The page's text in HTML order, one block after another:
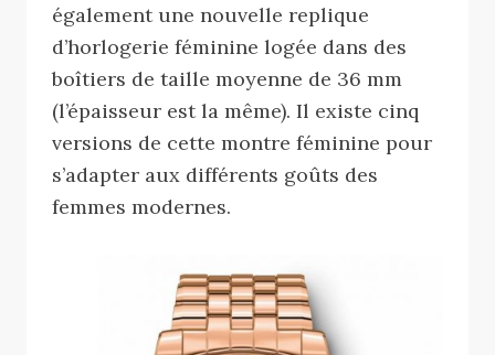
également une nouvelle replique
d’horlogerie féminine logée dans des
boîtiers de taille moyenne de 36 mm
(l’épaisseur est la même). Il existe cinq
versions de cette montre féminine pour
s’adapter aux différents goûts des
femmes modernes.